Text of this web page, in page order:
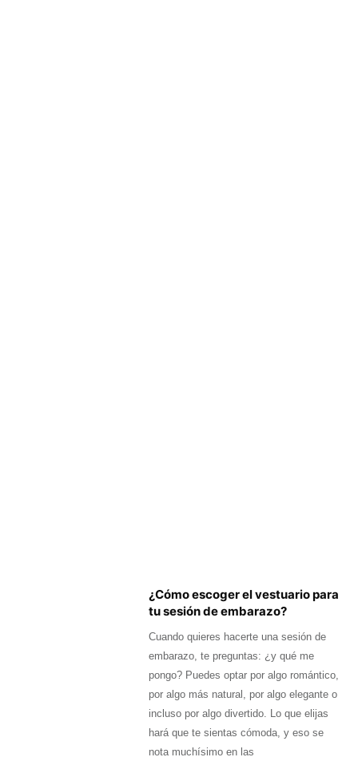
¿Cómo escoger el vestuario para
tu sesión de embarazo?
Cuando quieres hacerte una sesión de
embarazo, te preguntas: ¿y qué me
pongo? Puedes optar por algo romántico,
por algo más natural, por algo elegante o
incluso por algo divertido. Lo que elijas
hará que te sientas cómoda, y eso se
nota muchísimo en las